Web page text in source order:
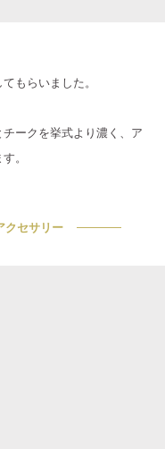
もらいました。
ークを挙式より濃く、ア
。
クセサリー